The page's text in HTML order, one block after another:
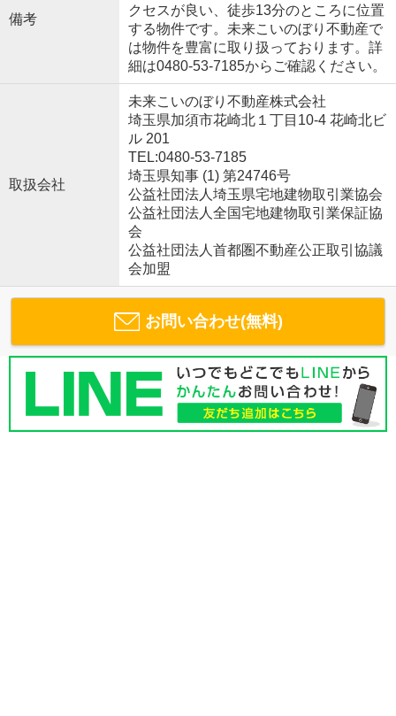
備考
クセスが良い、徒歩13分のところに位置
する物件です。未来こいのぼり不動産で
は物件を豊富に取り扱っております。詳
細は0480-53-7185からご確認ください。
取扱会社
未来こいのぼり不動産株式会社
埼玉県加須市花崎北１丁目10-4 花崎北ビ
ル 201
TEL:0480-53-7185
埼玉県知事 (1) 第24746号
公益社団法人埼玉県宅地建物取引業協会
公益社団法人全国宅地建物取引業保証協
会
公益社団法人首都圏不動産公正取引協議
会加盟
お問い合わせ(無料)